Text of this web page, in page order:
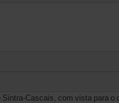
Cascais, com vista para